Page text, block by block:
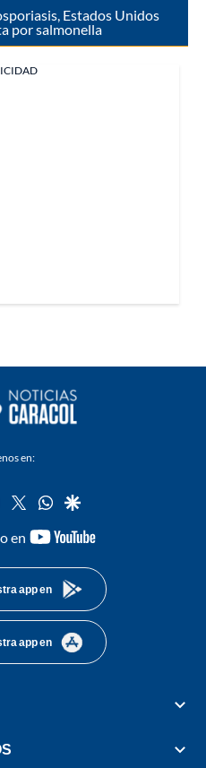
Estados Unidos
por salmonella
en:
instagram
twitterwhatsapp
google
en
youtube-
app en
app en